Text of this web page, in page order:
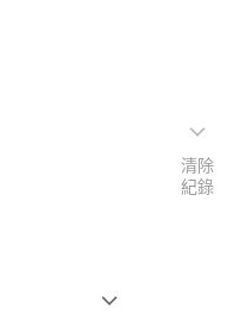
清除
紀錄